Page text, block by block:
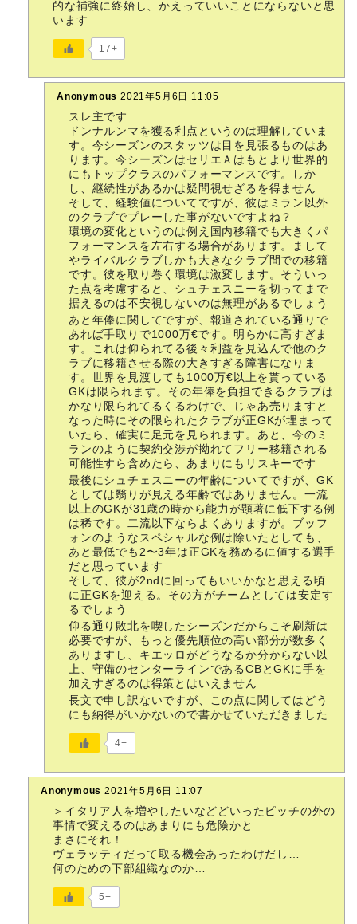
的な補強に終始し、かえっていいことにならないと思
います
17+
Anonymous 2021年5月6日 11:05
スレ主です
ドンナルンマを獲る利点というのは理解していま
す。今シーズンのスタッツは目を見張るものはあ
ります。今シーズンはセリエＡはもとより世界的
にもトップクラスのパフォーマンスです。しか
し、継続性があるかは疑問視せざるを得ません
そして、経験値についてですが、彼はミラン以外
のクラブでプレーした事がないですよね？
環境の変化というのは例え国内移籍でも大きくパ
フォーマンスを左右する場合があります。まして
やライバルクラブしかも大きなクラブ間での移籍
です。彼を取り巻く環境は激変します。そういっ
た点を考慮すると、シュチェスニーを切ってまで
据えるのは不安視しないのは無理があるでしょう
あと年俸に関してですが、報道されている通りで
あれば手取りで1000万€です。明らかに高すぎま
す。これは仰られてる後々利益を見込んで他のク
ラブに移籍させる際の大きすぎる障害になりま
す。世界を見渡しても1000万€以上を貰っている
GKは限られます。その年俸を負担できるクラブは
かなり限られてるくるわけで、じゃあ売りますと
なった時にその限られたクラブが正GKが埋まって
いたら、確実に足元を見られます。あと、今のミ
ランのように契約交渉が拗れてフリー移籍される
可能性すら含めたら、あまりにもリスキーです
最後にシュチェスニーの年齢についてですが、GK
としては翳りが見える年齢ではありません。一流
以上のGKが31歳の時から能力が顕著に低下する例
は稀です。二流以下ならよくありますが。ブッフ
ォンのようなスペシャルな例は除いたとしても、
あと最低でも2〜3年は正GKを務めるに値する選手
だと思っています
そして、彼が2ndに回ってもいいかなと思える頃
に正GKを迎える。その方がチームとしては安定す
るでしょう
仰る通り敗北を喫したシーズンだからこそ刷新は
必要ですが、もっと優先順位の高い部分が数多く
ありますし、キエッロがどうなるか分からない以
上、守備のセンターラインであるCBとGKに手を
加えすぎるのは得策とはいえません
長文で申し訳ないですが、この点に関してはどう
にも納得がいかないので書かせていただきました
4+
Anonymous 2021年5月6日 11:07
＞イタリア人を増やしたいなどどいったピッチの外の
事情で変えるのはあまりにも危険かと
まさにそれ！
ヴェラッティだって取る機会あったわけだし…
何のための下部組織なのか…
5+